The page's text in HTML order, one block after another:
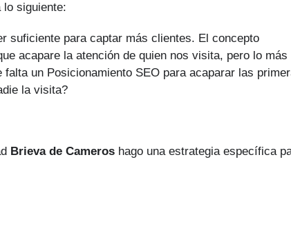
lo siguiente:
suficiente para captar más clientes. El concepto
acapare la atención de quien nos visita, pero lo más
un Posicionamiento SEO para acaparar las
la visita?
Brieva de Cameros hago una estrategia específica